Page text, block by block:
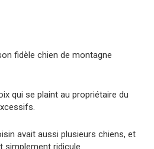
fidèle chien de montagne
qui se plaint au propriétaire du
avait aussi plusieurs chiens, et